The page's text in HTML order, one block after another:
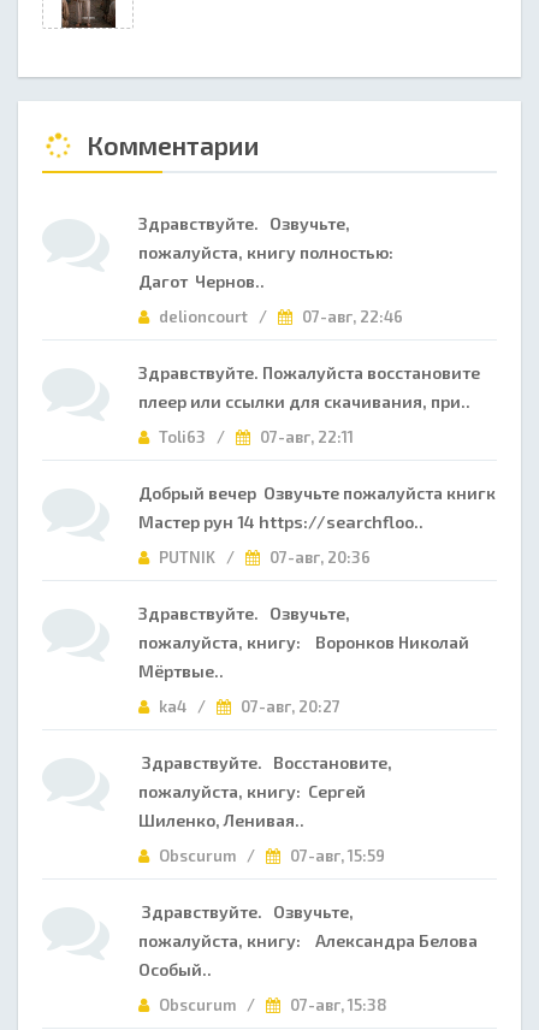
Комментарии
Здравствуйте. Озвучьте,
пожалуйста, книгу полностью:
Дагот Чернов..
delioncourt / 07-авг, 22:46
Здравствуйте. Пожалуйста восстановите
плеер или ссылки для скачивания, при..
Toli63 / 07-авг, 22:11
Добрый вечер Озвучьте пожалуйста книгк
Мастер рун 14 https://searchfloo..
PUTNIK / 07-авг, 20:36
Здравствуйте. Озвучьте,
пожалуйста, книгу: Воронков Николай
Мёртвые..
ka4 / 07-авг, 20:27
Здравствуйте. Восстановите,
пожалуйста, книгу: Сергей
Шиленко, Ленивая..
Obscurum / 07-авг, 15:59
Здравствуйте. Озвучьте,
пожалуйста, книгу: Александра Белова
Особый..
Obscurum / 07-авг, 15:38